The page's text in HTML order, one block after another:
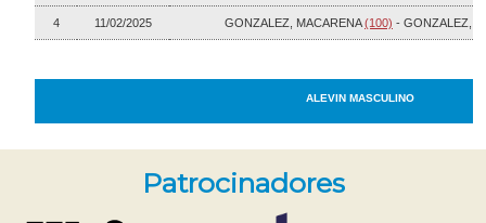
Patrocinadores